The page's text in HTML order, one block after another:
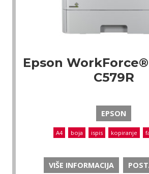
Epson
C579R
EPSON
A4 boja ispis kopiranje
VIŠE INFORMACIJA